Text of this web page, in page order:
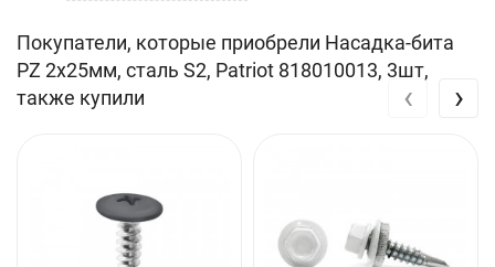
Покупатели, которые приобрели Насадка-бита
PZ 2х25мм, сталь S2, Patriot 818010013, 3шт,
также купили
‹ ›